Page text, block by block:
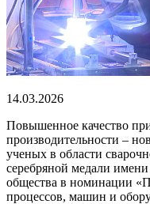
14.03.2026
Повышенное качество
производительности –
ученых в области
серебряной медали
общества в номинации
процессов, машин и